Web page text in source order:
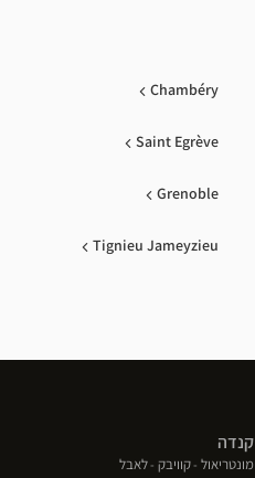
Chambéry
Saint Egrève
Grenoble
Tignieu Jameyzieu
קנדה
מונטריאול(פתח
קוויבק(פתח
לאבל(פתח